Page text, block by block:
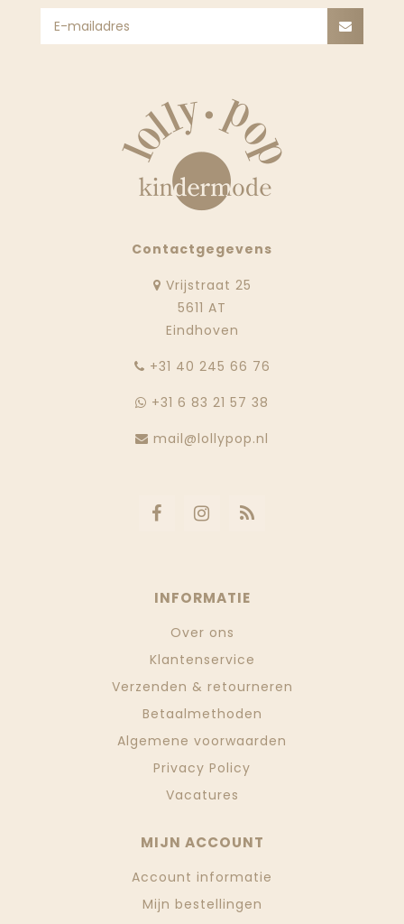
Contactgegevens
Vrijstraat 25
5611 AT
Eindhoven
‭+31 40 245 66 76
+31 6 83 21 57 38
mail@lollypop.nl
INFORMATIE
Over ons
Klantenservice
Verzenden & retourneren
Betaalmethoden
Algemene voorwaarden
Privacy Policy
Vacatures
MIJN ACCOUNT
Account informatie
Mijn bestellingen